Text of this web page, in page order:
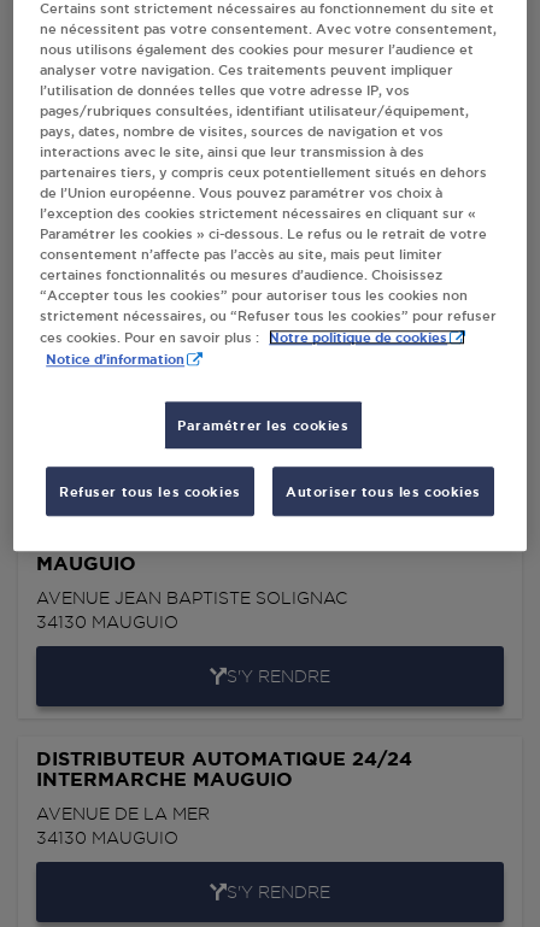
Villes
DISTAG MAUGUIO
282 RUE MERLOT
ZAC DE LA LOUVADE
34130MAUGUIO
S'Y RENDRE
STATION GPL CARBURANT SAS SEEO
MAUGUIO
MAUGUIO
MAUGUIO
AVENUE JEAN BAPTISTE SOLIGNAC
34130 MAUGUIO
S'Y RENDRE
DISTRIBUTEUR AUTOMATIQUE 24/24
INTERMARCHE MAUGUIO
AVENUE DE LA MER
34130 MAUGUIO
S'Y RENDRE
Certains sont strictement nécessaires au fonctionnement du site et
ne nécessitent pas votre consentement. Avec votre consentement,
nous utilisons également des cookies pour mesurer l’audience et
analyser votre navigation. Ces traitements peuvent impliquer
l’utilisation de données telles que votre adresse IP, vos
pages/rubriques consultées, identifiant utilisateur/équipement,
pays, dates, nombre de visites, sources de navigation et vos
interactions avec le site, ainsi que leur transmission à des
partenaires tiers, y compris ceux potentiellement situés en dehors
de l’Union européenne. Vous pouvez paramétrer vos choix à
l’exception des cookies strictement nécessaires en cliquant sur «
Paramétrer les cookies » ci-dessous. Le refus ou le retrait de votre
consentement n’affecte pas l’accès au site, mais peut limiter
certaines fonctionnalités ou mesures d’audience. Choisissez
“Accepter tous les cookies” pour autoriser tous les cookies non
strictement nécessaires, ou “Refuser tous les cookies” pour refuser
ces cookies. Pour en savoir plus :
Notre politique de cookies
Notice d'information
Paramétrer les cookies
Refuser tous les cookies Autoriser tous les cookies